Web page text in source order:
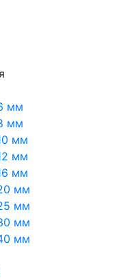
мм
мм
мм
мм
мм
мм
мм
мм
мм